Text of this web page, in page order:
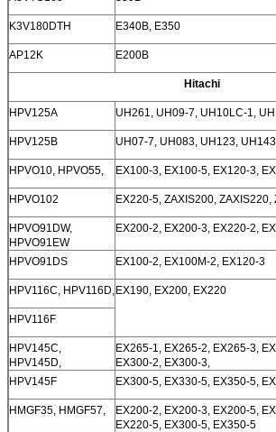
K3V180DTH E340B, E350
AP12K E200B
Hitachi
HPV125A UH261, UH09-7, UH10LC-1,
HPV125B UH07-7, UH083, UH123, UH143
HPVO10, HPVO55, EX100-3, EX100-5, EX120-3,
HPVO102 EX220-5, ZAXIS200, ZAXIS220,
HPVO91DW,
HPVO91EW
EX200-2, EX200-3, EX220-2,
HPVO91DS EX100-2, EX100M-2, EX120-3
HPV116C, HPV116D,EX190, EX200, EX220
HPV116F
HPV145C,
HPV145D,
EX265-1, EX265-2, EX265-3,
EX300-2, EX300-3,
HPV145F
EX300-5, EX330-5, EX350-5,
HMGF35, HMGF57,
EX200-2, EX200-3, EX200-5,
EX220-5, EX300-5, EX350-5